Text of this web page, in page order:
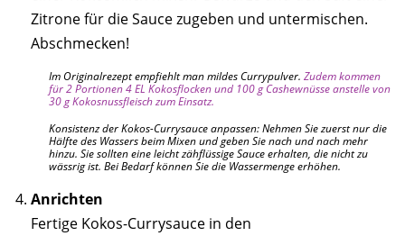
Zitrone für die Sauce zugeben und untermischen.
Abschmecken!
Im Originalrezept empfiehlt man mildes Currypulver. Zudem kommen
für 2 Portionen 4 EL Kokosflocken und 100 g Cashewnüsse anstelle von
30 g Kokosnussfleisch zum Einsatz.
Konsistenz der Kokos-Currysauce anpassen: Nehmen Sie zuerst nur die
Hälfte des Wassers beim Mixen und geben Sie nach und nach mehr
hinzu. Sie sollten eine leicht zähflüssige Sauce erhalten, die nicht zu
wässrig ist. Bei Bedarf können Sie die Wassermenge erhöhen.
Anrichten
Fertige Kokos-Currysauce in den